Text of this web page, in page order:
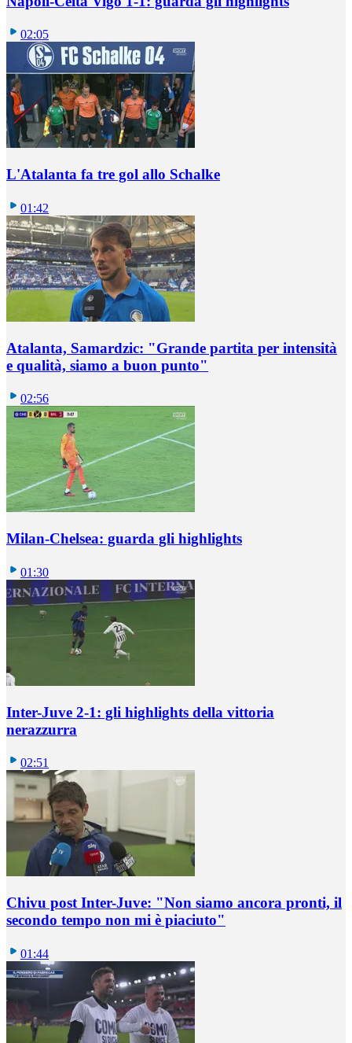
02:05
L'Atalanta fa tre gol allo Schalke
01:42
Atalanta, Samardzic: "Grande partita per intensità
e qualità, siamo a buon punto"
02:56
Milan-Chelsea: guarda gli highlights
01:30
Inter-Juve 2-1: gli highlights della vittoria
nerazzurra
02:51
Chivu post Inter-Juve: "Non siamo ancora pronti, il
secondo tempo non mi è piaciuto"
01:44